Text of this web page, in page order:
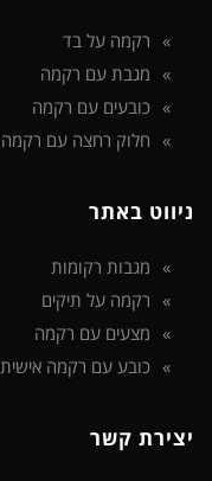
רקמה על בד
מגבת עם רקמה
כובעים עם רקמה
חלוק רחצה עם רקמה
ניווט באתר
מגבות רקומות
רקמה על תיקים
מצעים עם רקמה
כובע עם רקמה אישית
יצירת קשר